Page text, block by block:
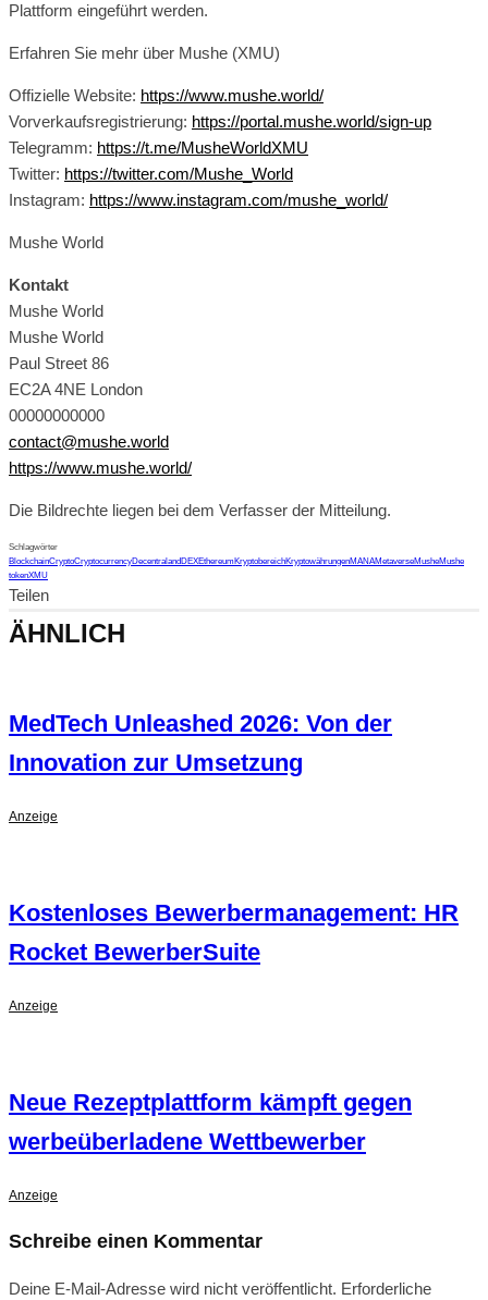
Plattform eingeführt werden.
Erfahren Sie mehr über Mushe (XMU)
Offizielle Website: https://www.mushe.world/
Vorverkaufsregistrierung: https://portal.mushe.world/sign-up
Telegramm: https://t.me/MusheWorldXMU
Twitter: https://twitter.com/Mushe_World
Instagram: https://www.instagram.com/mushe_world/
Mushe World
Kontakt
Mushe World
Mushe World
Paul Street 86
EC2A 4NE London
00000000000
contact@mushe.world
https://www.mushe.world/
Die Bildrechte liegen bei dem Verfasser der Mitteilung.
Schlagwörter
BlockchainCryptoCryptocurrencyDecentraland DEXEthereumKryptobereichKryptowährungenMANAMetaverseMusheMushe
tokenXMU
Teilen
ÄHNLICH
MedTech Unleashed 2026: Von der
Innovation zur Umsetzung
Anzeige
Kostenloses Bewerbermanagement: HR
Rocket BewerberSuite
Anzeige
Neue Rezeptplattform kämpft gegen
werbeüberladene Wettbewerber
Anzeige
Schreibe einen Kommentar
Deine E-Mail-Adresse wird nicht veröffentlicht. Erforderliche